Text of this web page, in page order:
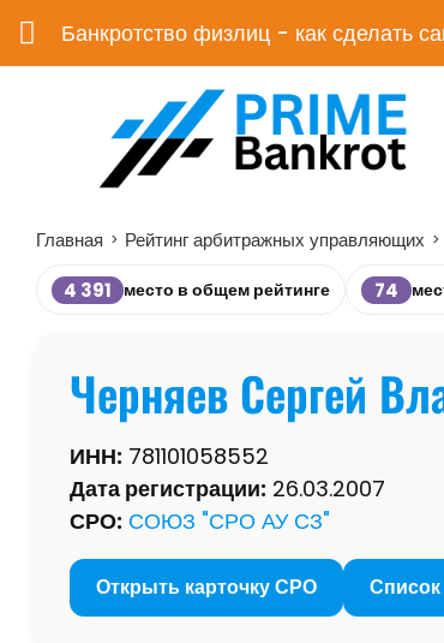
Банкротство физлиц - как сделать
Главная > Рейтинг арбитражных управляющих >
4 391 место в общем рейтинге 74
Черняев Сергей
ИНН: 781101058552
Дата регистрации: 26.03.2007
СРО: СОЮЗ "СРО АУ СЗ"
Открыть карточку СРО